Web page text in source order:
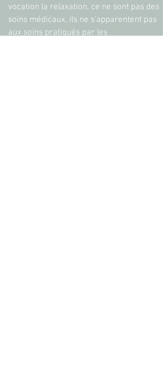
vocation la relaxation, ce ne sont pas des
soins médicaux, ils ne s'apparentent pas
aux soins pratiqués par les